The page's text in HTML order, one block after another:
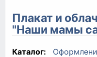
Плакат и
"Наши мамы
Каталог: